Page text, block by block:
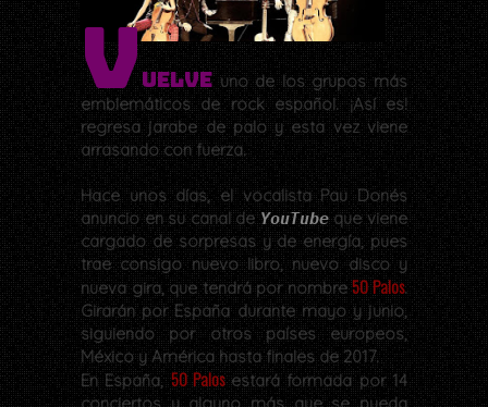
Vuelveuno de los grupos más
emblemáticos de rock español. ¡Así es!
regresa jarabe de palo y esta vez viene
arrasando con fuerza.
Hace unos días, el vocalista Pau Donés
anuncio en su canal deYouTubeque viene
cargado de sorpresas y de energía, pues
trae consigo nuevo libro, nuevo disco y
nueva gira, que tendrá por nombre50 Palos.
Girarán por España durante mayo y junio,
siguiendo por otros países europeos,
México y América hasta finales de 2017.
En España,50 Palosestará formada por 14